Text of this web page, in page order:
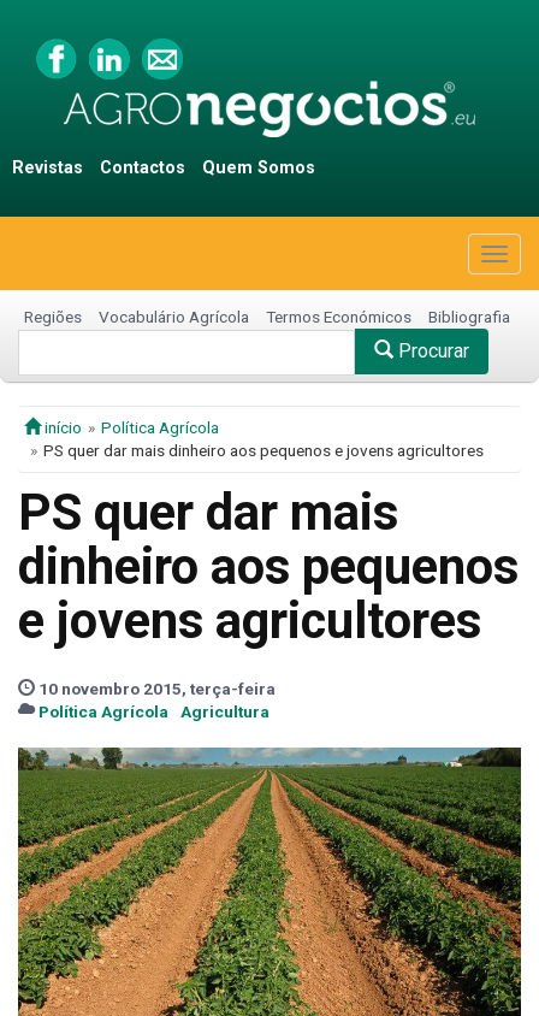
Revistas Contactos Quem Somos
Regiões Vocabulário Agrícola Termos Económicos Bibliografia
Procurar
início
Política Agrícola
PS quer dar mais dinheiro aos pequenos e jovens agricultores
PS quer dar mais
dinheiro aos pequenos
e jovens agricultores
10 novembro 2015, terça-feira
Política Agrícola
Agricultura